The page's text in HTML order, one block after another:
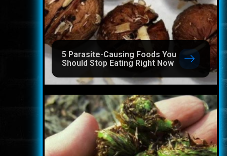
5 Parasite-Causing Foods You
Should Stop Eating Right Now